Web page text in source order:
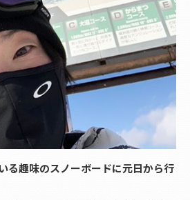
る趣味のスノーボードに元日から行